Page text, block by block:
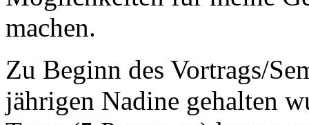
machen.
Zu Beginn des Vortrags/
jährigen Nadine gehalten